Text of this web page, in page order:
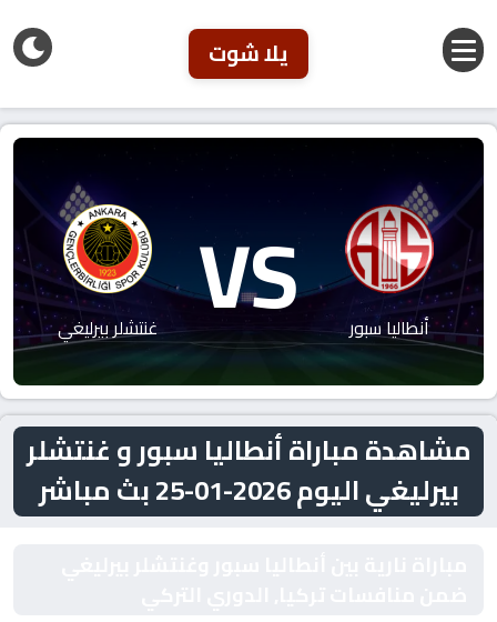
يلا شوت
أنطاليا سبور VS غنتشلر بيرليغي
مشاهدة مباراة أنطاليا سبور و غنتشلر
بيرليغي اليوم 2026-01-25 بث مباشر